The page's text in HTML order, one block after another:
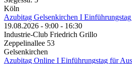
Köln
Azubitag Gelsenkirchen I
19.08.2026 - 9:00 - 16:30
Industrie-Club Friedrich Grillo
Zeppelinallee 53
Gelsenkirchen
Azubitag Online I Einführungstag für